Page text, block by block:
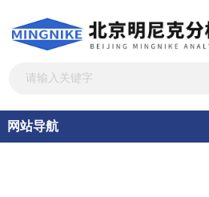
网站导航